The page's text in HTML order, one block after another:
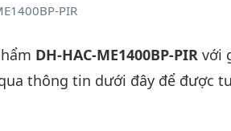
PIR
DH-HAC-ME1400BP-PIR với
thông tin dưới đây để được